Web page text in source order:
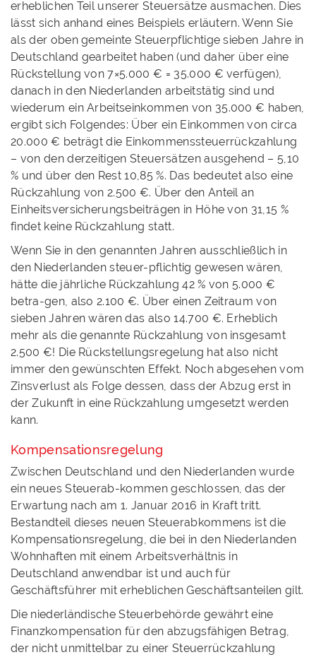
erheblichen Teil unserer Steuersätze ausmachen. Dies
lässt sich anhand eines Beispiels erläutern. Wenn Sie
als der oben gemeinte Steuerpflichtige sieben Jahre in
Deutschland gearbeitet haben (und daher über eine
Rückstellung von 7×5.000 € = 35.000 € verfügen),
danach in den Niederlanden arbeitstätig sind und
wiederum ein Arbeitseinkommen von 35.000 € haben,
ergibt sich Folgendes: Über ein Einkommen von circa
20.000 € beträgt die Einkommenssteuerrückzahlung
– von den derzeitigen Steuersätzen ausgehend – 5,10
% und über den Rest 10,85 %. Das bedeutet also eine
Rückzahlung von 2.500 €. Über den Anteil an
Einheitsversicherungsbeiträgen in Höhe von 31,15 %
findet keine Rückzahlung statt.
Wenn Sie in den genannten Jahren ausschließlich in
den Niederlanden steuer-pflichtig gewesen wären,
hätte die jährliche Rückzahlung 42 % von 5.000 €
betra-gen, also 2.100 €. Über einen Zeitraum von
sieben Jahren wären das also 14.700 €. Erheblich
mehr als die genannte Rückzahlung von insgesamt
2.500 €! Die Rückstellungsregelung hat also nicht
immer den gewünschten Effekt. Noch abgesehen vom
Zinsverlust als Folge dessen, dass der Abzug erst in
der Zukunft in eine Rückzahlung umgesetzt werden
kann.
Kompensationsregelung
Zwischen Deutschland und den Niederlanden wurde
ein neues Steuerab-kommen geschlossen, das der
Erwartung nach am 1. Januar 2016 in Kraft tritt.
Bestandteil dieses neuen Steuerabkommens ist die
Kompensationsregelung, die bei in den Niederlanden
Wohnhaften mit einem Arbeitsverhältnis in
Deutschland anwendbar ist und auch für
Geschäftsführer mit erheblichen Geschäftsanteilen gilt.
Die niederländische Steuerbehörde gewährt eine
Finanzkompensation für den abzugsfähigen Betrag,
der nicht unmittelbar zu einer Steuerrückzahlung